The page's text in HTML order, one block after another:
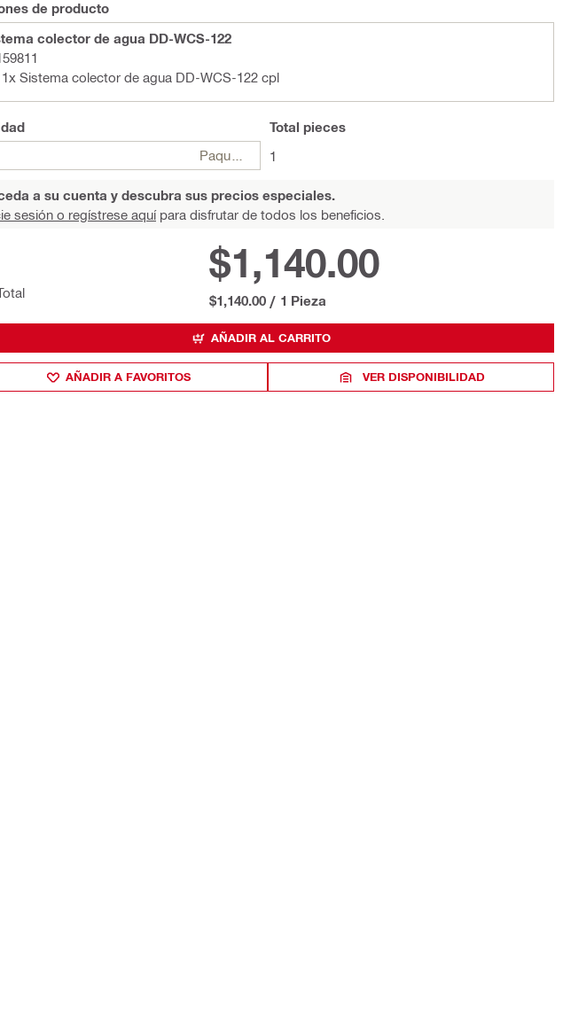
de producto
colector de agua DD-WCS-122
1x Sistema colector de agua DD-WCS-122 cpl
Paquetes
Total pieces
1
a su cuenta y descubra sus precios especiales.
sesión o regístrese aquípara disfrutar de todos los beneficios.
$1,140.00
$1,140.00 / 1 Pieza
AÑADIR AL CARRITO
AÑADIR A FAVORITOS VER DISPONIBILIDAD